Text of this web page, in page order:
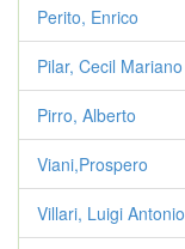
Perito, Enrico
Pilar, Cecil Mariano
Pirro, Alberto
Viani,Prospero
Villari, Luigi Antonio